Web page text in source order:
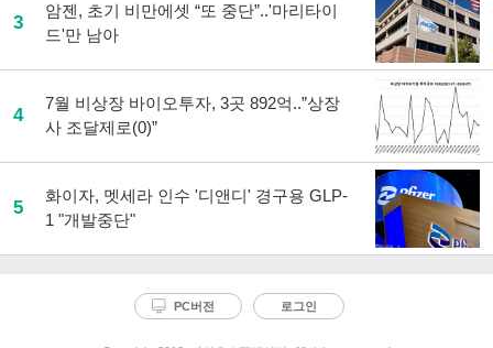
3
암젠, 초기 비만에셋 “또 중단”..'마리타이
드'만 남아
4
7월 비상장 바이오투자, 3곳 892억..”상장
사 조달제로(0)”
5
화이자, 멧세라 인수 '디앤디' 경구용 GLP-
1 "개발중단"
PC버전 로그인